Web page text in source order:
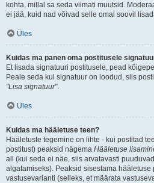
kohta, millal sa seda viimati muutsid.
ei jää, kuid nad võivad selle omal soovil
Üles
Kuidas ma panen oma postitusele
Et lisada signatuuri postitusele, pead
Peale seda kui signatuur on loodud, siis
"Lisa signatuur".
Üles
Kuidas ma hääletuse teen?
Hääletuste tegemine on lihte - kui postitad
postitust) peaksid nägema Hääletuse
all (kui seda ei näe, siis arvatavasti
algatamiseks). Peaksid sisestama
vastusevarianti (selleks, et määrata